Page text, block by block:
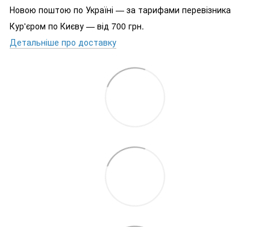
Новою поштою по Україні — за тарифами перевізника
Кур'єром по Києву — від 700 грн.
Детальніше про доставку